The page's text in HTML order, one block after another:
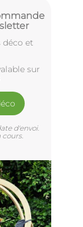
déco et
sur
d'envoi.
cours.